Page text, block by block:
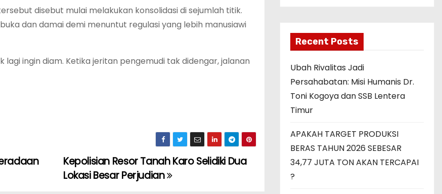
disebut mulai melakukan konsolidasi di sejumlah titik.
dan damai demi menuntut regulasi yang lebih manusiawi
ingin diam. Ketika jeritan pengemudi tak didengar, jalanan
Kepolisian Resor Tanah Karo Selidiki Dua
Lokasi Besar Perjudian
Recent Posts
Ubah Rivalitas Jadi
Persahabatan: Misi Humanis Dr.
Toni Kogoya dan SSB Lentera
Timur
APAKAH TARGET PRODUKSI
BERAS TAHUN 2026 SEBESAR
34,77 JUTA TON AKAN TERCAPAI
?